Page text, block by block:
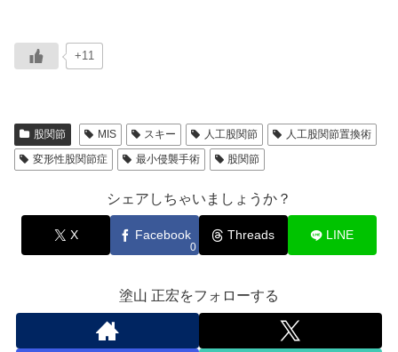
+11
股関節 MIS スキー 人工股関節
人工股関節置換術
変形性股関節症
最小侵襲手術 股関節
シェアしちゃいましょうか？
X Facebook
0
Threads LINE
塗山 正宏をフォローする